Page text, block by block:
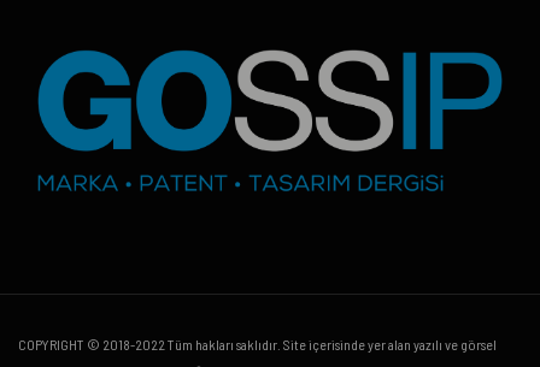
COPYRIGHT © 2018-2022 Tüm hakları saklıdır. Site içerisinde yer alan yazılı ve görsel